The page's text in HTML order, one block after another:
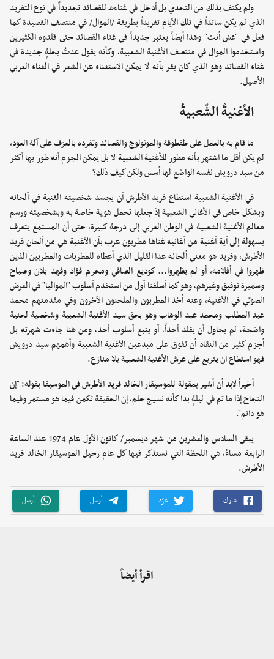
ولم يكتف بذلك من التحدي بل أدخل في غناءه للقصائد تجديداً في نوع التفريد
الذي لم يكن سائداً في تلك الأيام تفريداً بطريقة /الموال/ في منتصف القصيدة كما
فعل في "عش أنت" وهذا أيضاً يعتبر جديداً في غناء القصائد حتى قلدوه الكثيرين
واستخدموا الموال في منتصف الأغنية الشعبية، وكأنه يقول عدتُ بحلةٍ جديدة في
غناء القصائد وهو الذي كان يقر بأنه لا يمكن الاستغناء عن الشعر في الغناء العربي
الأصيل.
الأغنيةُ الشّعبيةُ
ما قام به بالعمل على طقطوقة والمونولوج والقصائد وتفرده بالعزف على آلة العود،
لم يكن أقل ما اشتهر بأنه مطور للأغنية الشعبية لا بل يمكن الجزم أنه طور بها أكثر
من سيد درويش نفسه الواضع لها أسس ولكن كيف ذلك؟
في الأغنية الشعبية استطاع فريد الأطرش أن يجسد شخصيته الفنية في ألحانه
وبشكل خاص في الأغاني الشعبية إذ جعلها تحمل هوية خاصة به وبشخصيته ورسم
معالم الأغنية الشعبية في الوطن العربي إلى درجة كبيرة، حتى أن المستمع يتعرف
بسهولة إلى أية أغنية من أغانيه غناها مطربون عرب بأن الأغنية هي من ألحان فريد
الأطرش، وفريد هو مغني ألحانه عدا القليل الذي أعطاه للمطربات والمطربين الذين
ظهروا في أفلامه، أو لم يظهروا... كوديع الصافي ومحرم فؤاد وفهد بلان وصباح
وسميرة توفيق وغيرهم، وهو كما أسلفنا أول من استخدم أسلوب "المواليا" في العرض
الصوتي في الأغنية، وعنه أخذ المطربون والملحنون الآخرون وفي مقدمتهم محمد
عبد المطلب ومحمد عبد الوهاب وهو بحق سيد الأغنية الشعبية وشخصية لحنية
واضحة، لم يحاول أن يقلد أحداً، أو يتبع أسلوب أحد، ومن هنا جاءت شهرته بل
أجزم كثير من النقاد أن تفوق على مبدعين الأغنية الشعبية وأهمهم سيد درويش
فهو استطاع ان يتربع على عرش الأغنية الشعبية بلا منازع.
أخيراً لابد أن أشير بمقولة للموسيقار الخالد فريد الأطرش في الموسيقا بقوله: "إن
النجاح إذا ما تم في ليلةٍ بدا كأنه نسيج حلم، إن الحقيقة تكمن فيما هو مستمر وفيما
هو دائم".
يبقى السادس والعشرين من شهر ديسمبر/ كانون الأول عام 1974 عند الساعة
الرابعة مساءً، هي اللحظة التي نستذكر فيها كل عام رحيل الموسيقار الخالد فريد
الأطرش.
شارك غرّد أرسل أرسل
اقرأ أيضاً